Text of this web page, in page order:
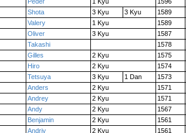
Shota 3 Kyu 3 Kyu 1589
Valery 1 Kyu 1589
Oliver 3 Kyu 1587
Takashi 1578
Gilles 2 Kyu 1575
Hiro 2 Kyu 1574
Tetsuya 3 Kyu 1 Dan 1573
Anders 2 Kyu 1571
Andrey 2 Kyu 1571
Andy 2 Kyu 1567
Benjamin 2 Kyu 1561
Andriy 2 Kyu 1561